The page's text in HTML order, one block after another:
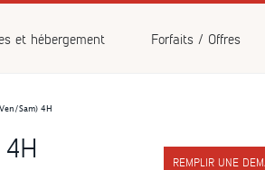
et hébergement Forfaits / Offres
Sam) 4H
REMPLIR UNE